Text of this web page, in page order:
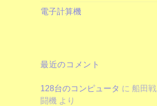
電子計算機
最近のコメント
128台のコンピュータ に船田戦
闘機 より